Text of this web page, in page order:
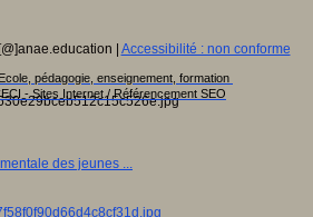
des jeunes ...
| Accessibilité : non conforme
pédagogie, enseignement, formation
- Sites Internet / Référencement SEO